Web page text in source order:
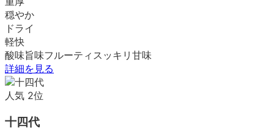
穏やか
ドライ
軽快
酸味旨味フルーティ スッキリ 甘味
詳細を見る
人気 2位
十四代